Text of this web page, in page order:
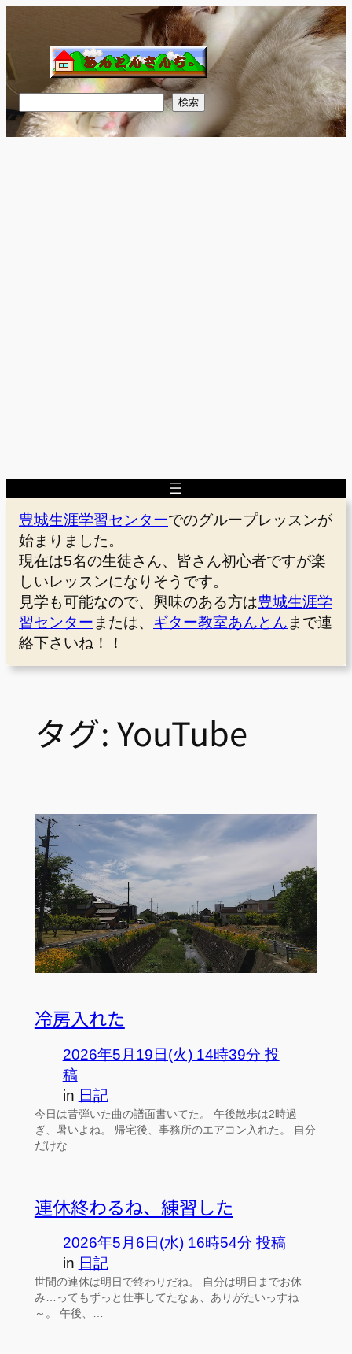
を
ス
キ
ッ
プ
索
検索
豊城生涯学習センターでのグループレッスンが
始まりました。
現在は5名の生徒さん、皆さん初心者ですが楽
しいレッスンになりそうです。
見学も可能なので、興味のある方は豊城生涯学
習センター または、 ギター教室あんとん まで連
絡下さいね！！
タグ: YouTube
冷房入れた
2026年5月19日(火) 14時39分 投
稿
in 日記
今日は昔弾いた曲の譜面書いてた。 午後散歩は2時過
ぎ、暑いよね。 帰宅後、事務所のエアコン入れた。 自分
だけな…
連休終わるね、練習した
2026年5月6日(水) 16時54分 投稿
in 日記
世間の連休は明日で終わりだね。 自分は明日までお休
み…ってもずっと仕事してたなぁ、ありがたいっすね
～。 午後、…